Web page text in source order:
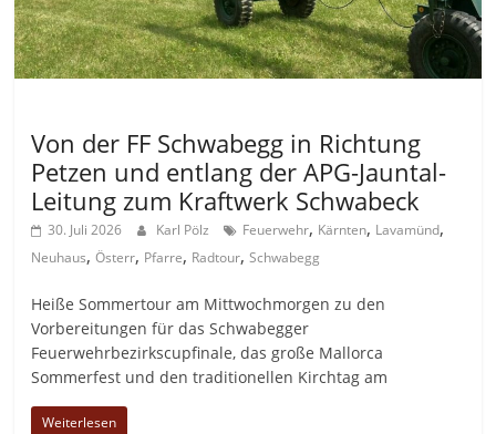
Von der FF Schwabegg in Richtung
Petzen und entlang der APG-Jauntal-
Leitung zum Kraftwerk Schwabeck
30. Juli 2026 Karl Pölz Feuerwehr, Kärnten, Lavamünd,
Neuhaus,Österr, Pfarre, Radtour,Schwabegg
Heiße Sommertour am Mittwochmorgen zu den
Vorbereitungen für das Schwabegger
Feuerwehrbezirkscupfinale, das große Mallorca
Sommerfest und den traditionellen Kirchtag am
Weiterlesen